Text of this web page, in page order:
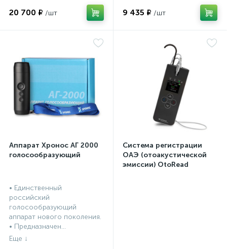
20 700 ₽ 9 435 ₽
Аппарат Хронос АГ 2000
голосообразующий
• Единственный
российский
голосообразующий
аппарат нового поколения.
• Предназначен...
Система регистрации
ОАЭ (отоакустической
эмиссии) OtoRead